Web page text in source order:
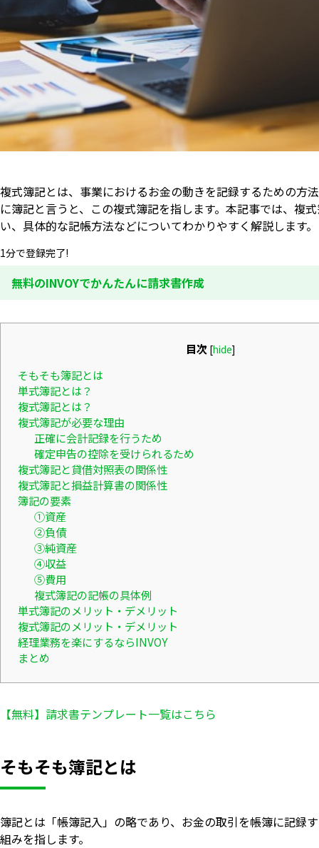
複式簿記とは、事業におけるお金の動きを記録するための方
に簿記と言うと、この複式簿記を指します。本記事では、複
い、具体的な記帳方法などについてわかりやすく解説します。
1分で登録完了!
無料のINVOYでかんたんに請求書作成
目次 [hide]
そもそも簿記とは
単式簿記とは？
複式簿記とは？
複式簿記が必要な理由
正確に会計記録を行うため
確定申告の控除を受けられるため
複式簿記と貸借対照表の関係性
複式簿記と損益計算書の関係性
簿記の要素
①資産
②負債
③純資産
④収益
⑤費用
複式簿記の記帳の具体例
単式簿記のメリット・デメリット
複式簿記のメリット・デメリット
経理業務を楽にするならINVOY
まとめ
【無料】請求書テンプレート一覧はこちら
そもそも簿記とは
簿記とは「帳簿記入」の略であり、お金の取引を帳簿に記録
組みを指します。